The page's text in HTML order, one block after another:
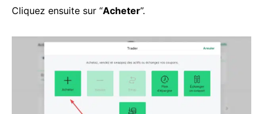
Cliquez ensuite sur “Acheter”.